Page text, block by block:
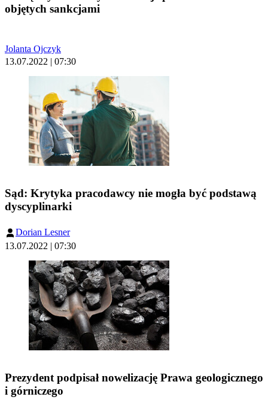
objętych sankcjami
Jolanta Ojczyk
13.07.2022 | 07:30
Sąd: Krytyka pracodawcy nie mogła być podstawą
dyscyplinarki
Dorian Lesner
13.07.2022 | 07:30
Prezydent podpisał nowelizację Prawa geologicznego
i górniczego